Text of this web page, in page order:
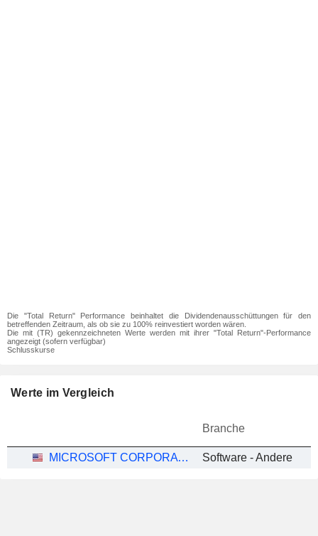
Die "Total Return" Performance beinhaltet die Dividendenausschüttungen für den
betreffenden Zeitraum, als ob sie zu 100% reinvestiert worden wären.
Die mit (TR) gekennzeichneten Werte werden mit ihrer "Total Return"-Performance
angezeigt (sofern verfügbar)
Schlusskurse
Werte im Vergleich
Branche
MICROSOFT CORPORATION Software - Andere